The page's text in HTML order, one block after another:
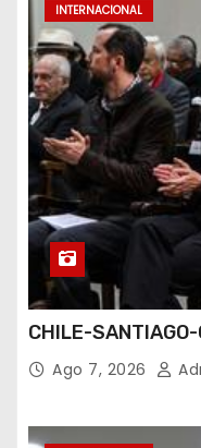
INTERNACIONAL
CHILE-
Ago 7, 2026